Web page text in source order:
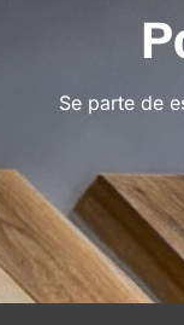
Se parte de